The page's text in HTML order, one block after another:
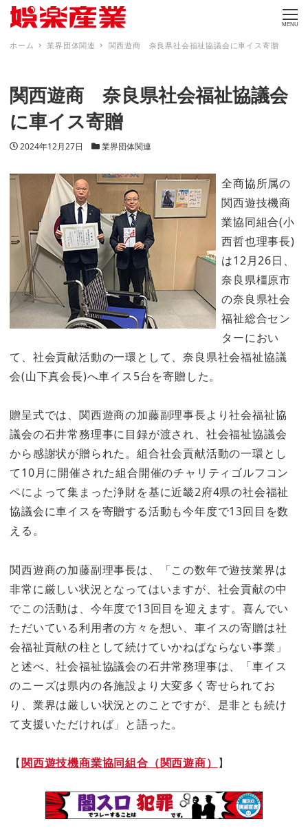
MENU
ホーム 業界団体関連 関西遊商 奈良県社会福祉協議会に車イス寄贈
関西遊商 奈良県社会福祉協議会
に車イス寄贈
投稿日
2024年12月27日 カテゴリー
業界団体関連
全商協所属の
関西遊技機商
業協同組合(小
西哲也理事長)
は12月26日、
奈良県橿原市
の奈良県社会
福祉総合セン
ターにおい
て、社会貢献活動の一環として、奈良県社会福祉協議
会(山下真会長)へ車イス5台を寄贈した。
贈呈式では、関西遊商の加藤副理事長より社会福祉協
議会の石井常務理事に目録が渡され、社会福祉協議会
から感謝状が贈られた。組合社会貢献活動の一環とし
て10月に開催された組合開催のチャリティゴルフコン
ペによって集まった浄財を基に近畿2府4県の社会福祉
協議会に車イスを寄贈する活動も今年度で13回目を数
える。
関西遊商の加藤副理事長は、「この数年で遊技業界は
非常に厳しい状況となってはいますが、社会貢献の中
でこの活動は、今年度で13回目を迎えます。喜んでい
ただいている利用者の方々を想い、車イスの寄贈は社
会福祉貢献の柱として続けていかねばならない事業」
と述べ、社会福祉協議会の石井常務理事は、「車イス
のニーズは県内の各施設より大変多く寄せられてお
り、業界は厳しい状況とのことですが、是非とも続け
て支援いただければ」と語った。
【関西遊技機商業協同組合（関西遊商） 】